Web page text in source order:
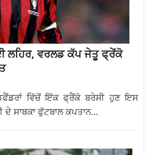
ਲਹਿਰ, ਵਰਲਡ ਕੱਪ ਜੇਤੂ ਫ੍ਰੇਂਕੋ
ਵਿੱਚੋਂ ਇੱਕ ਫ੍ਰੈਂਕੋ ਬਰੇਸੀ ਹੁਣ ਇਸ
ਸਾਬਕਾ ਫੁੱਟਬਾਲ ਕਪਤਾਨ...